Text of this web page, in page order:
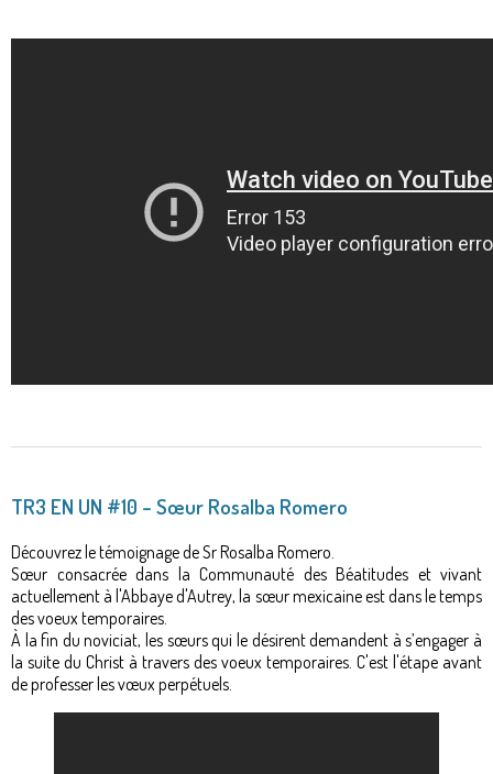
TR3 EN UN #10 – Sœur Rosalba Romero
Découvrez le témoignage de Sr Rosalba Romero.
Sœur consacrée dans la Communauté des Béatitudes et vivant
actuellement à l'Abbaye d'Autrey, la sœur mexicaine est dans le temps
des voeux temporaires.
À la fin du noviciat, les sœurs qui le désirent demandent à s’engager à
la suite du Christ à travers des voeux temporaires. C'est l'étape avant
de professer les vœux perpétuels.